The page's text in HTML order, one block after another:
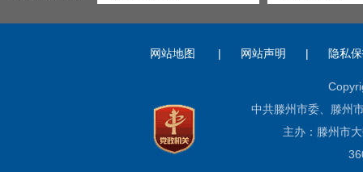
网站地图 | 网站声明 | 隐私
中共滕州市委、滕州
主办：滕州市